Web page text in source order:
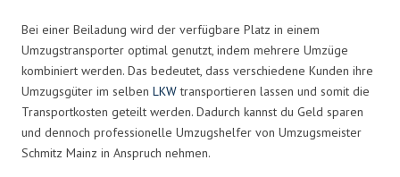
Bei einer Beiladung wird der verfügbare Platz in einem
Umzugstransporter optimal genutzt, indem mehrere Umzüge
kombiniert werden. Das bedeutet, dass verschiedene Kunden ihre
Umzugsgüter im selben LKWtransportieren lassen und somit die
Transportkosten geteilt werden. Dadurch kannst du Geld sparen
und dennoch professionelle Umzugshelfer von Umzugsmeister
Schmitz Mainz in Anspruch nehmen.